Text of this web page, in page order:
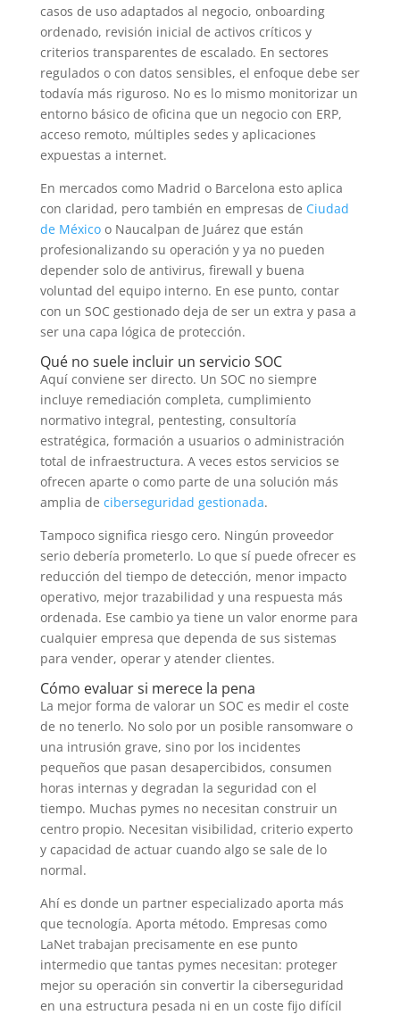
casos de uso adaptados al negocio, onboarding
ordenado, revisión inicial de activos críticos y
criterios transparentes de escalado. En sectores
regulados o con datos sensibles, el enfoque debe ser
todavía más riguroso. No es lo mismo monitorizar un
entorno básico de oficina que un negocio con ERP,
acceso remoto, múltiples sedes y aplicaciones
expuestas a internet.
En mercados como Madrid o Barcelona esto aplica
con claridad, pero también en empresas de Ciudad
de Méxicoo Naucalpan de Juárez que están
profesionalizando su operación y ya no pueden
depender solo de antivirus, firewall y buena
voluntad del equipo interno. En ese punto, contar
con un SOC gestionado deja de ser un extra y pasa a
ser una capa lógica de protección.
Qué no suele incluir un servicio SOC
Aquí conviene ser directo. Un SOC no siempre
incluye remediación completa, cumplimiento
normativo integral, pentesting, consultoría
estratégica, formación a usuarios o administración
total de infraestructura. A veces estos servicios se
ofrecen aparte o como parte de una solución más
amplia de ciberseguridad gestionada.
Tampoco significa riesgo cero. Ningún proveedor
serio debería prometerlo. Lo que sí puede ofrecer es
reducción del tiempo de detección, menor impacto
operativo, mejor trazabilidad y una respuesta más
ordenada. Ese cambio ya tiene un valor enorme para
cualquier empresa que dependa de sus sistemas
para vender, operar y atender clientes.
Cómo evaluar si merece la pena
La mejor forma de valorar un SOC es medir el coste
de no tenerlo. No solo por un posible ransomware o
una intrusión grave, sino por los incidentes
pequeños que pasan desapercibidos, consumen
horas internas y degradan la seguridad con el
tiempo. Muchas pymes no necesitan construir un
centro propio. Necesitan visibilidad, criterio experto
y capacidad de actuar cuando algo se sale de lo
normal.
Ahí es donde un partner especializado aporta más
que tecnología. Aporta método. Empresas como
LaNet trabajan precisamente en ese punto
intermedio que tantas pymes necesitan: proteger
mejor su operación sin convertir la ciberseguridad
en una estructura pesada ni en un coste fijo difícil